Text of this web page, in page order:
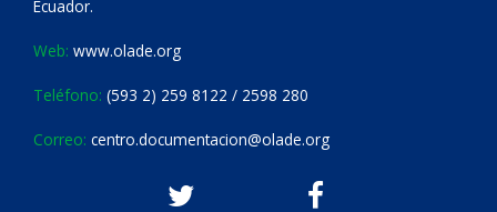
Ecuador.
Web: www.olade.org
Teléfono: (593 2) 259 8122 / 2598 280
Correo: centro.documentacion@olade.org